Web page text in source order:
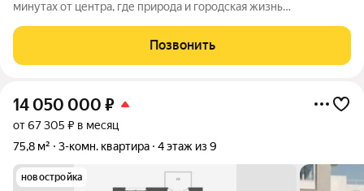
минутах от центра, где природа и городская жизнь
интеграция в существующий природный ландшафт с
максимальным сохранением зелени и пешеходных
Позвонить
14 050 000 ₽
от 67 305 ₽ в месяц
75,8 м²
3-комн. квартира 4 этаж из 9
новостройка